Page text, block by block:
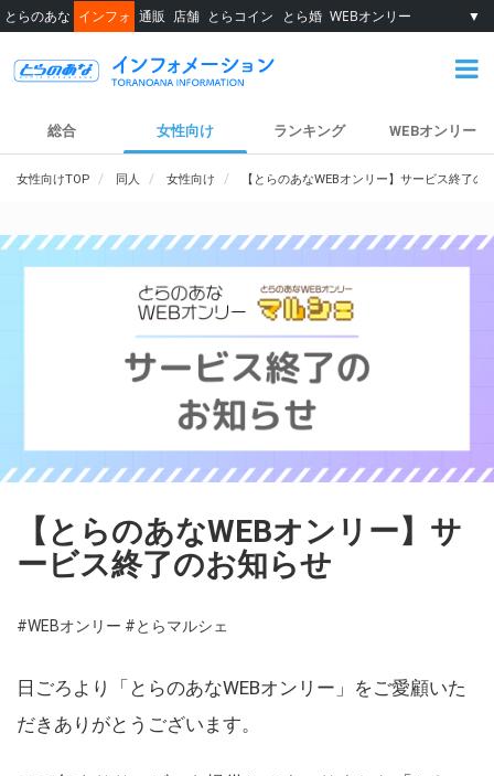
とらのあな インフォ 通販 店舗 とらコイン とら婚 WEBオンリー ▼
総合 女性向け ランキング WEBオンリー
女性向けTOP 同人 女性向け 【とらのあなWEBオンリー】サービス終了の
【とらのあなWEBオンリー】サ
ービス終了のお知らせ
#WEBオンリー #とらマルシェ
日ごろより「とらのあなWEBオンリー」をご愛顧いた
だきありがとうございます。